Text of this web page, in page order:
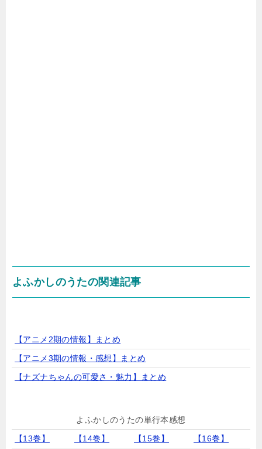
よふかしのうたの関連記事
【アニメ2期の情報】まとめ
【アニメ3期の情報・感想】まとめ
【ナズナちゃんの可愛さ・魅力】まとめ
よふかしのうたの単行本感想
【13巻】
【14巻】 【15巻】
【16巻】